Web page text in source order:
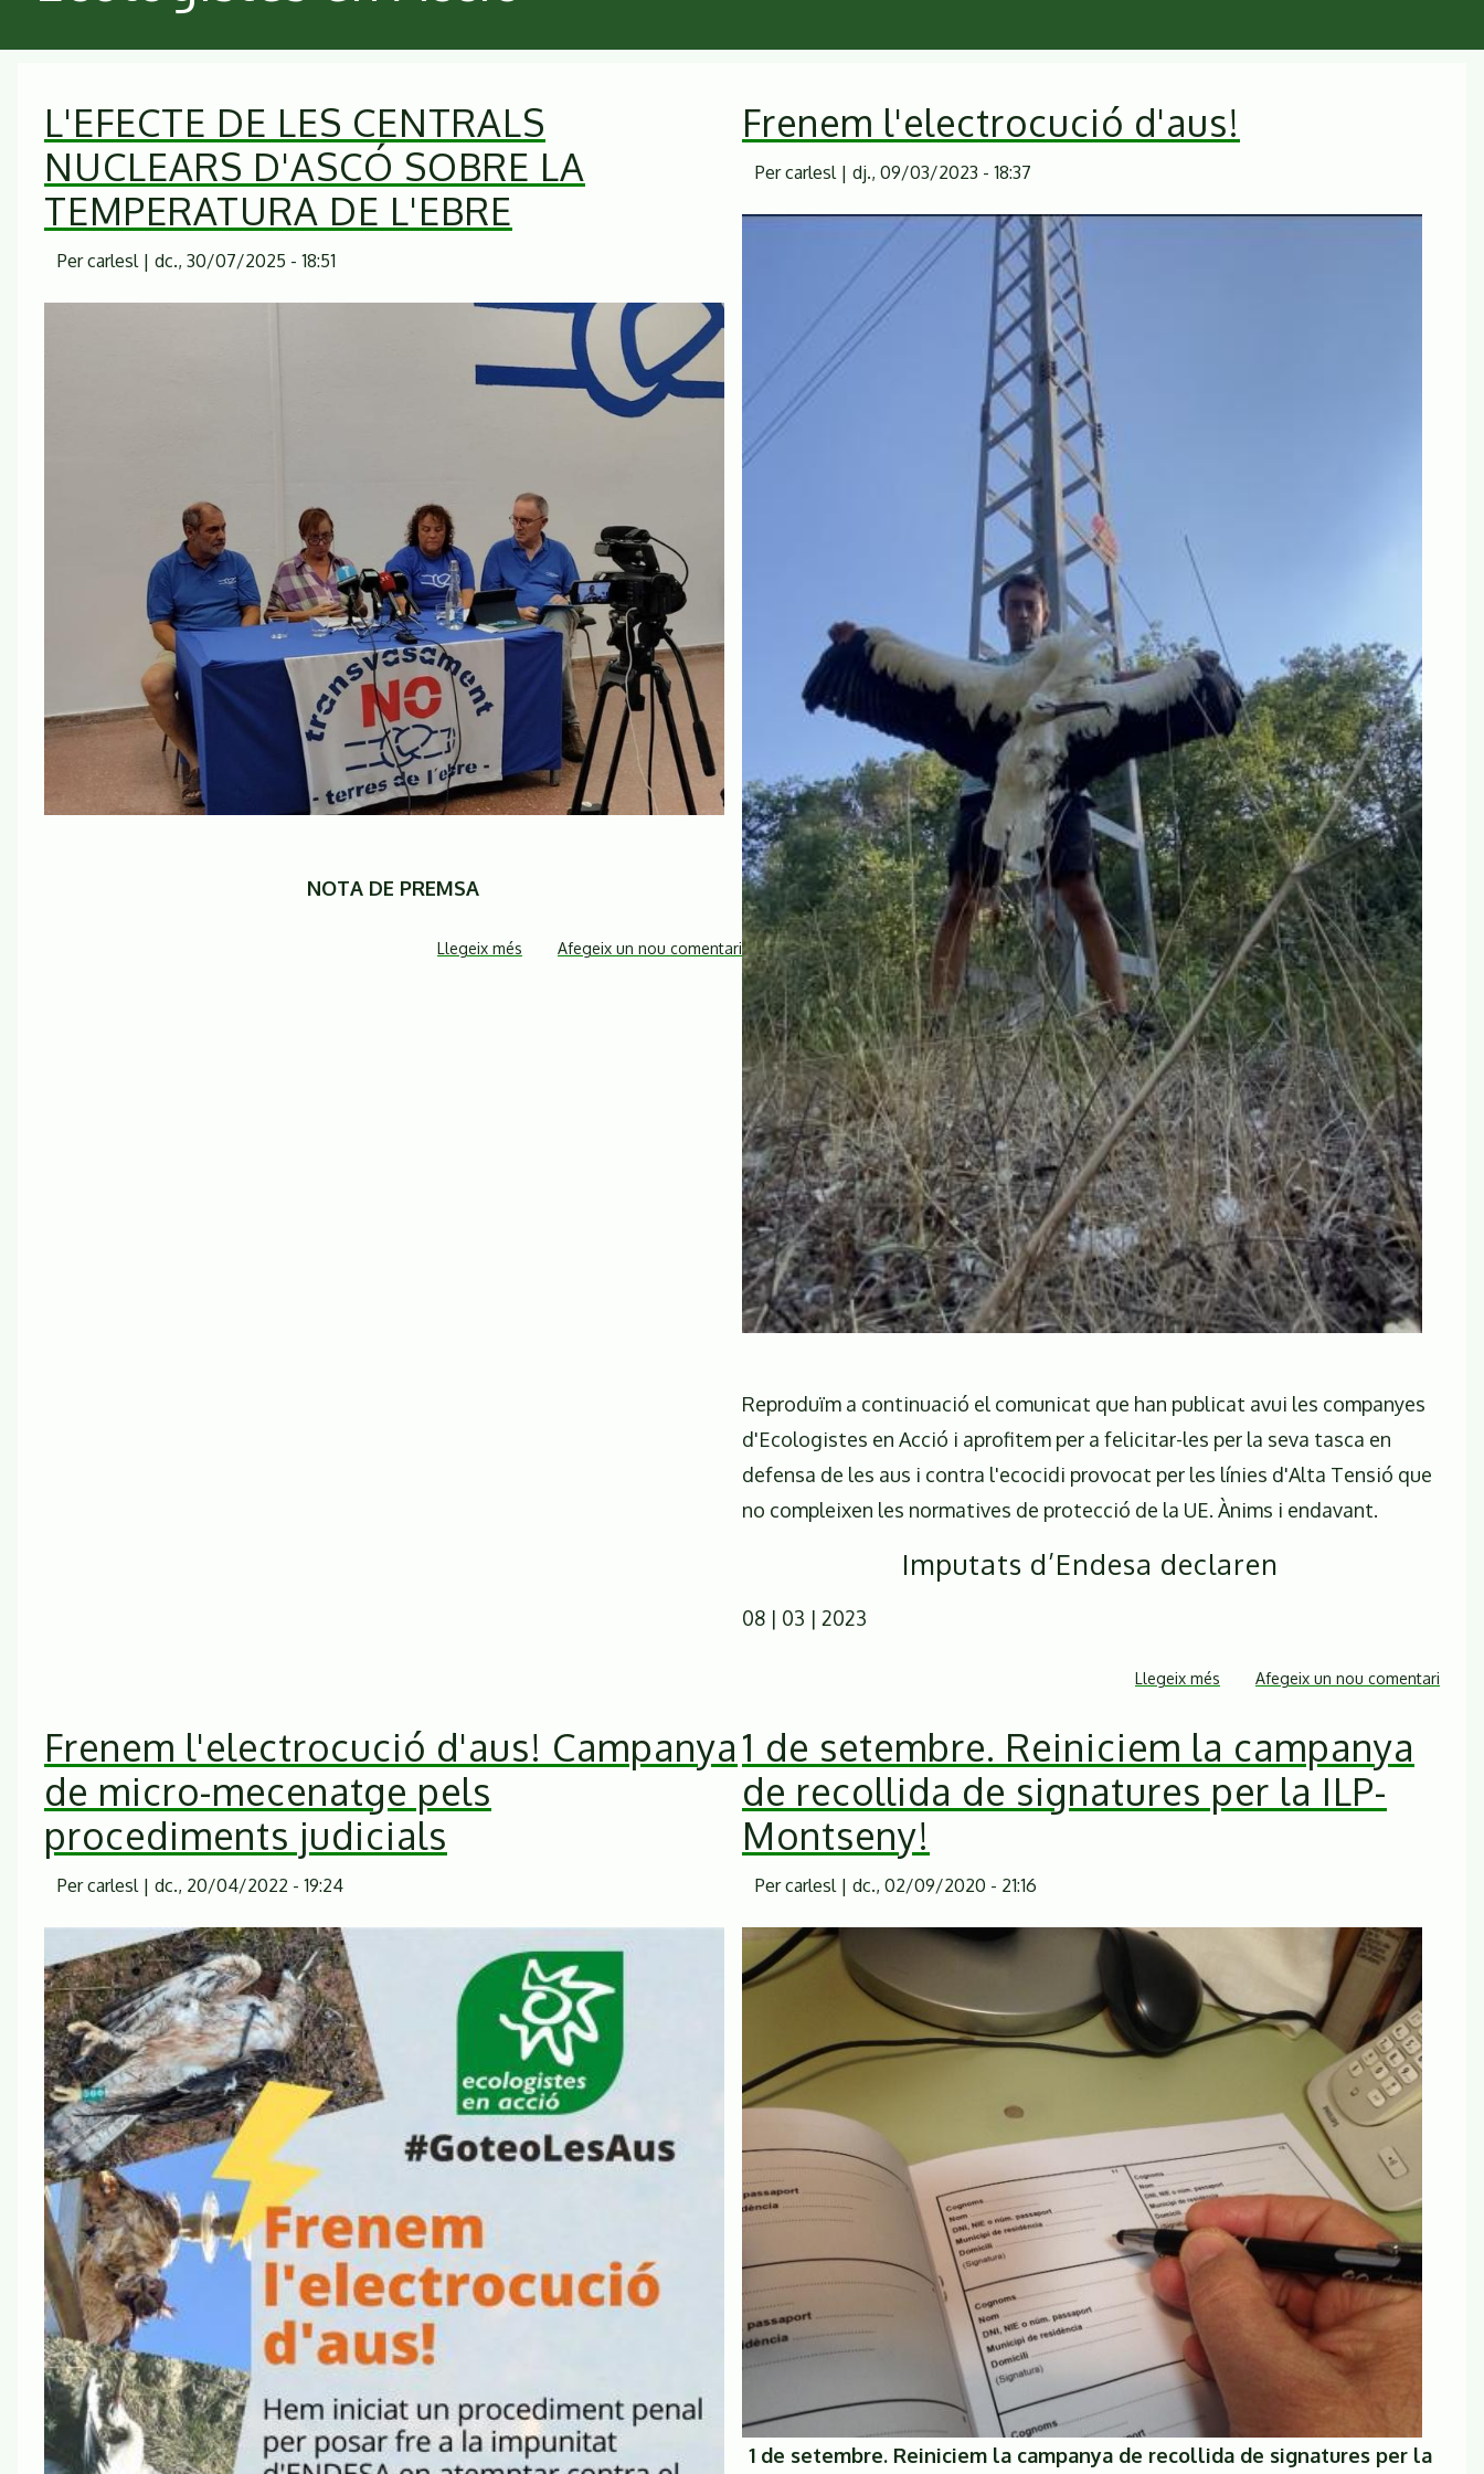
L'EFECTE DE LES CENTRALS
NUCLEARS D'ASCÓ SOBRE LA
TEMPERATURA DE L'EBRE
Percarlesl | dc., 30/07/2025 - 18:51
NOTA DE PREMSA
Llegeix més sobreAfegeix un nou comentari
Frenem l'electrocució d'aus!
Percarlesl| dj., 09/03/2023 - 18:37
Reproduïm a continuació el comunicat que han publicat avui les companyes
d'Ecologistes en Acció i aprofitem per a felicitar-les per la seva tasca en
defensa de les aus i contra l'ecocidi provocat per les línies d'Alta Tensió que
no compleixen les normatives de protecció de la UE. Ànims i endavant.
Imputats d’Endesa declaren
08 | 03 | 2023
Llegeix més sobre
d'aus!
Afegeix un nou comentari
Frenem l'electrocució d'aus! Campanya
de micro-mecenatge pels
procediments judicials
Percarlesl | dc., 20/04/2022 - 19:24
1 de setembre. Reiniciem la campanya
de recollida de signatures per la ILP-
Montseny!
Percarlesl| dc., 02/09/2020 - 21:16
1 de setembre. Reiniciem la campanya de recollida de signatures per la